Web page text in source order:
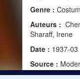
Genre :
Auteurs :
Sharaff, Irene
Date : 1937-03
Source :
148-149